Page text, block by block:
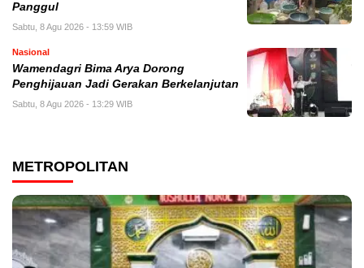
Panggul
Sabtu, 8 Agu 2026 - 13:59 WIB
Nasional
Wamendagri Bima Arya Dorong
Penghijauan Jadi Gerakan Berkelanjutan
Sabtu, 8 Agu 2026 - 13:29 WIB
METROPOLITAN